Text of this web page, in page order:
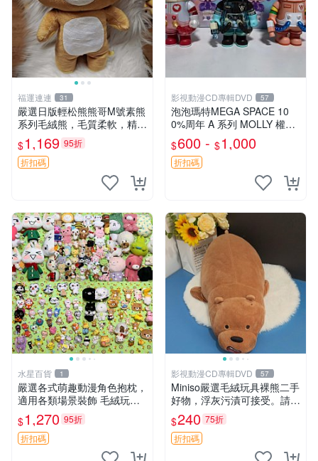
福運連連 31
嚴選日版輕松熊熊哥M號素熊
系列毛絨熊，毛質柔軟，精緻
可愛，尺寸35cm，保存狀態
優異。收藏或贈送皆為佳選。
中古 毛絨熊 毛玩偶
$1,169 95折
折扣碼
影視動漫CD專輯DVD 57
泡泡瑪特MEGA SPACE 10
0%周年 A 系列 MOLLY 權威
隱藏款 嚴選薄荷巧克力色 80
年代風味 權威推薦 合適收藏
$600 - $1,000
折扣碼
水星百貨 1
嚴選各式萌趣動漫角色抱枕，
適用各類場景裝飾 毛絨玩
具、卡通抱枕、趣味玩偶
$1,270 95折
折扣碼
影視動漫CD專輯DVD 57
Miniso嚴選毛絨玩具裸熊二手
好物，浮灰污漬可接受。請詳
閱照片再下單，售出不退不
換。全新品相收藏推薦。 裸
熊 毛絨玩具 收藏
$240 75折
折扣碼